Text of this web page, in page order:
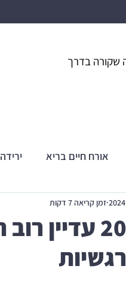
שקורה בדרך
אורח חיים בריא
למה ב2024
זמן קריאה 7 דקות